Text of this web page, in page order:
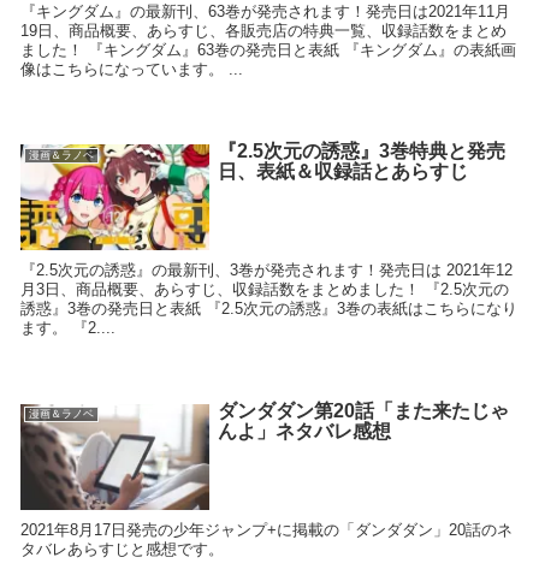
『キングダム』の最新刊、63巻が発売されます！発売日は2021年11月
19日、商品概要、あらすじ、各販売店の特典一覧、収録話数をまとめ
ました！ 『キングダム』63巻の発売日と表紙 『キングダム』の表紙画
像はこちらになっています。 ...
漫画＆ラノベ
『2.5次元の誘惑』3巻特典と発売
日、表紙＆収録話とあらすじ
『2.5次元の誘惑』の最新刊、3巻が発売されます！発売日は 2021年12
月3日、商品概要、あらすじ、収録話数をまとめました！ 『2.5次元の
誘惑』3巻の発売日と表紙 『2.5次元の誘惑』3巻の表紙はこちらになり
ます。 『2....
漫画＆ラノベ
ダンダダン第20話「また来たじゃ
んよ」ネタバレ感想
2021年8月17日発売の少年ジャンプ+に掲載の「ダンダダン」20話のネ
タバレあらすじと感想です。